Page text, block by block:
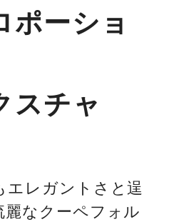
ポーショ
スチャ
エレガントさと逞
麗なクーペフォル